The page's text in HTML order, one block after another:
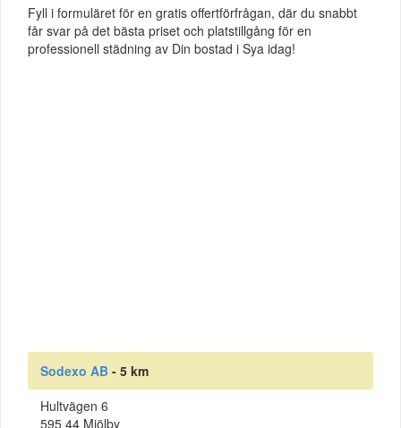
Fyll i formuläret för en gratis offertförfrågan, där du snabbt
får svar på det bästa priset och platstillgång för en
professionell städning av Din bostad i Sya idag!
Sodexo AB - 5 km
Hultvägen 6
595 44 Mjölby